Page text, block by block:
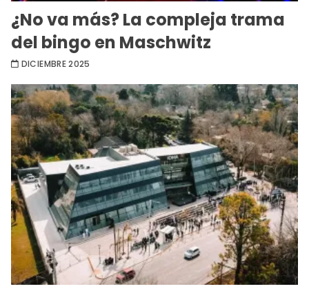
¿No va más? La compleja trama
del bingo en Maschwitz
DICIEMBRE 2025